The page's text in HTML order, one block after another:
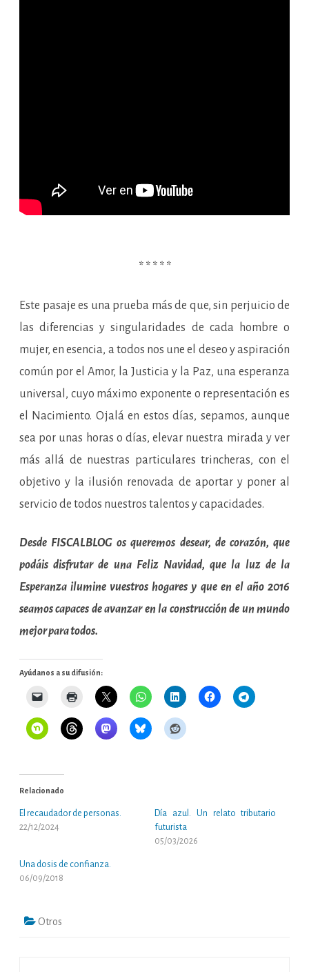
* * * * *
Este pasaje es una prueba más de que, sin perjuicio de
las diferencias y singularidades de cada hombre o
mujer, en esencia, a todos nos une el deseo y aspiración
común por el Amor, la Justicia y la Paz, una esperanza
universal, cuyo máximo exponente o representación es
el Nacimiento. Ojalá en estos días, sepamos, aunque
sea por unas horas o días, elevar nuestra mirada y ver
más allá de nuestras particulares trincheras, con el
objetivo y la ilusión renovada de aportar y poner al
servicio de todos nuestros talentos y capacidades.
Desde FISCALBLOG os queremos desear, de corazón, que
podáis disfrutar de una Feliz Navidad, que la luz de la
Esperanza ilumine vuestros hogares y que en el año 2016
seamos capaces de avanzar en la construcción de un mundo
mejor para todos.
Ayúdanos a su difusión:
Relacionado
El recaudador de personas.
22/12/2024
Día azul. Un relato tributario
futurista
05/03/2026
Una dosis de confianza.
06/09/2018
Otros